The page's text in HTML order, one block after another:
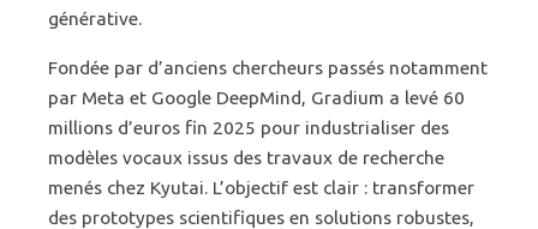
générative.
Fondée par d’anciens chercheurs passés notamment
par Meta et Google DeepMind, Gradium a levé 60
millions d’euros fin 2025 pour industrialiser des
modèles vocaux issus des travaux de recherche
menés chez Kyutai. L’objectif est clair : transformer
des prototypes scientifiques en solutions robustes,